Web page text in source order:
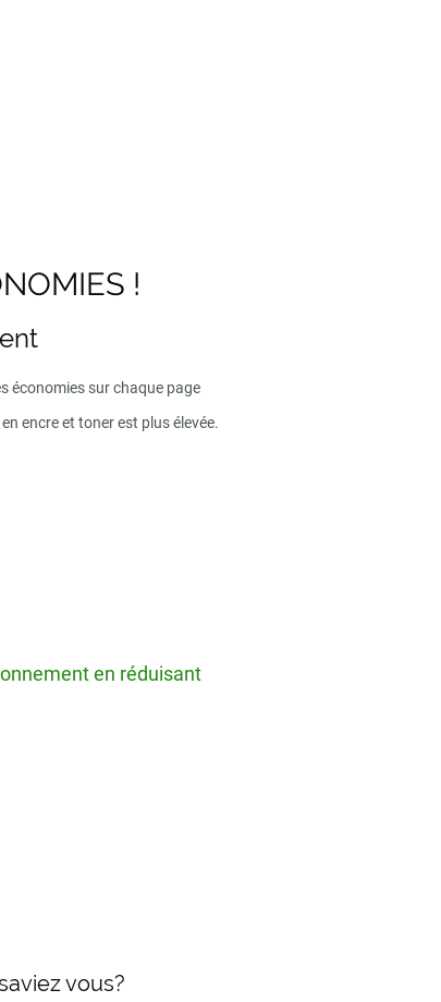
!
économies sur chaque page
encre et toner est plus élevée.
en réduisant
vous?